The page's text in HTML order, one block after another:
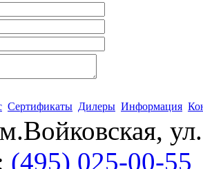
Сертификаты Дилеры Информация
(495) 025-00-55